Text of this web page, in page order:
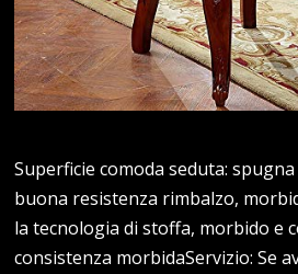
Superficie comoda seduta:
buona resistenza rimbalzo,
la tecnologia di stoffa, morbido e
consistenza morbidaServizio: Se